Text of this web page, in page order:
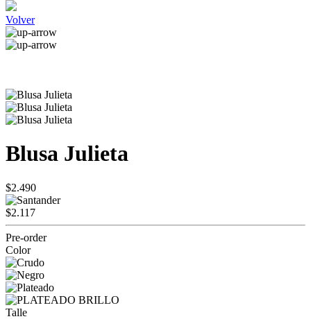
Volver
Blusa Julieta
$2.490
$2.117
Pre-order
Color
Talle